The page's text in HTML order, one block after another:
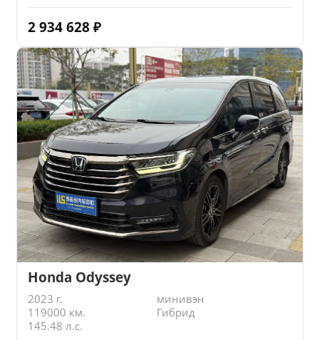
2 934 628 ₽
Honda Odyssey
2023 г.
минивэн
119000 км.
Гибрид
145.48 л.с.